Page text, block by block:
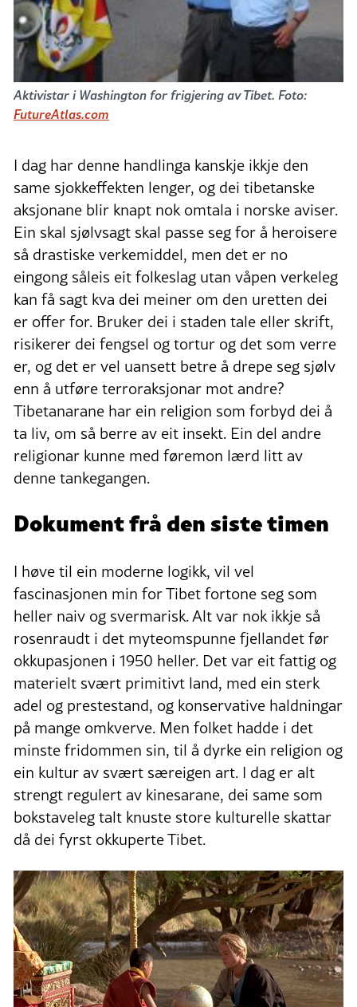
Aktivistar i Washington for frigjering av Tibet. Foto:
FutureAtlas.com
I dag har denne handlinga kanskje ikkje den
same sjokkeffekten lenger, og dei tibetanske
aksjonane blir knapt nok omtala i norske aviser.
Ein skal sjølvsagt skal passe seg for å heroisere
så drastiske verkemiddel, men det er no
eingong såleis eit folkeslag utan våpen verkeleg
kan få sagt kva dei meiner om den uretten dei
er offer for. Bruker dei i staden tale eller skrift,
risikerer dei fengsel og tortur og det som verre
er, og det er vel uansett betre å drepe seg sjølv
enn å utføre terroraksjonar mot andre?
Tibetanarane har ein religion som forbyd dei å
ta liv, om så berre av eit insekt. Ein del andre
religionar kunne med føremon lærd litt av
denne tankegangen.
Dokument frå den siste timen
I høve til ein moderne logikk, vil vel
fascinasjonen min for Tibet fortone seg som
heller naiv og svermarisk. Alt var nok ikkje så
rosenraudt i det myteomspunne fjellandet før
okkupasjonen i 1950 heller. Det var eit fattig og
materielt svært primitivt land, med ein sterk
adel og prestestand, og konservative haldningar
på mange omkverve. Men folket hadde i det
minste fridommen sin, til å dyrke ein religion og
ein kultur av svært særeigen art. I dag er alt
strengt regulert av kinesarane, dei same som
bokstaveleg talt knuste store kulturelle skattar
då dei fyrst okkuperte Tibet.